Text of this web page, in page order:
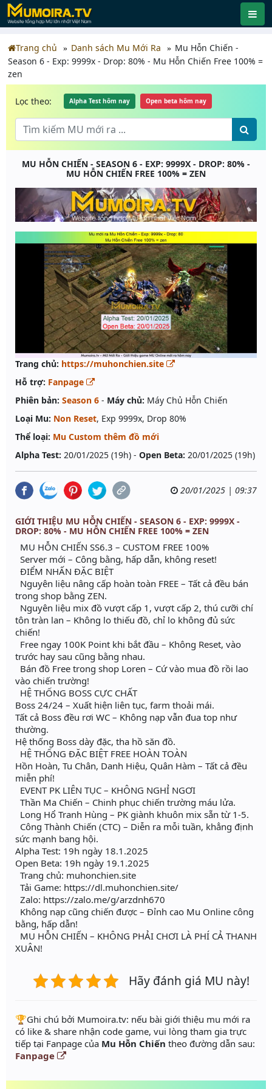
Trang chủ Danh sách Mu Mới Ra
Mu Hỗn Chiến -
Season 6 - Exp: 9999x - Drop: 80% - Mu Hỗn Chiến Free 100% =
zen
Lọc theo: Alpha Test hôm nay Open beta hôm nay
MU HỖN CHIẾN - SEASON 6 - EXP: 9999X - DROP: 80% -
MU HỖN CHIẾN FREE 100% = ZEN
Trang chủ: https://muhonchien.site
Hỗ trợ: Fanpage
Phiên bản: Season 6 - Máy chủ: Máy Chủ Hỗn Chiến
Loại Mu: Non Reset, Exp 9999x, Drop 80%
Thể loại: Mu Custom thêm đồ mới
Alpha Test: 20/01/2025 (19h) - Open Beta: 20/01/2025 (19h)
20/01/2025 | 09:37
GIỚI THIỆU MU HỖN CHIẾN - SEASON 6 - EXP: 9999X -
DROP: 80% - MU HỖN CHIẾN FREE 100% = ZEN
MU HỖN CHIẾN SS6.3 – CUSTOM FREE 100%
Server mới – Công bằng, hấp dẫn, không reset!
ĐIỂM NHẤN ĐẶC BIỆT
Nguyên liệu nâng cấp hoàn toàn FREE – Tất cả đều bán
trong shop bằng ZEN.
Nguyên liệu mix đồ vượt cấp 1, vượt cấp 2, thú cưỡi chí
tôn tràn lan – Không lo thiếu đồ, chỉ lo không đủ sức
chiến!
Free ngay 100K Point khi bắt đầu – Không Reset, vào
trước hay sau cũng bằng nhau.
Bán đồ Free trong shop Loren – Cứ vào mua đồ rồi lao
vào chiến trường!
HỆ THỐNG BOSS CỰC CHẤT
Boss 24/24 – Xuất hiện liên tục, farm thoải mái.
Tất cả Boss đều rơi WC – Không nạp vẫn đua top như
thường.
Hệ thống Boss dày đặc, tha hồ săn đồ.
HỆ THỐNG ĐẶC BIỆT FREE HOÀN TOÀN
Hồn Hoàn, Tu Chân, Danh Hiệu, Quân Hàm – Tất cả đều
miễn phí!
EVENT PK LIÊN TỤC – KHÔNG NGHỈ NGƠI
Thần Ma Chiến – Chinh phục chiến trường máu lửa.
Long Hổ Tranh Hùng – PK giành khuôn mix sẵn từ 1-5.
Công Thành Chiến (CTC) – Diễn ra mỗi tuần, khẳng định
sức mạnh bang hội.
Alpha Test: 19h ngày 18.1.2025
Open Beta: 19h ngày 19.1.2025
Trang chủ: muhonchien.site
Tải Game: https://dl.muhonchien.site/
Zalo: https://zalo.me/g/arzdnh670
Không nạp cũng chiến được – Đỉnh cao Mu Online công
bằng, hấp dẫn!
MU HỖN CHIẾN – KHÔNG PHẢI CHƠI LÀ PHÍ CẢ THANH
XUÂN!
Hãy đánh giá MU này!
️🏆Ghi chú bởi Mumoira.tv: nếu bài giới thiệu mu mới ra
có like & share nhận code game, vui lòng tham gia trực
tiếp tại Fanpage của Mu Hỗn Chiến theo đường dẫn sau:
Fanpage